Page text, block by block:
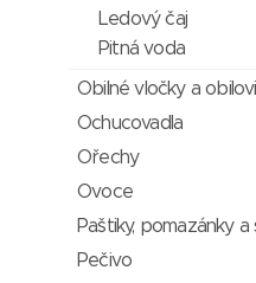
Ledový čaj
Pitná voda
Obilné vločky a
Ochucovadla
Ořechy
Ovoce
Paštiky, pomazánky a
Pečivo